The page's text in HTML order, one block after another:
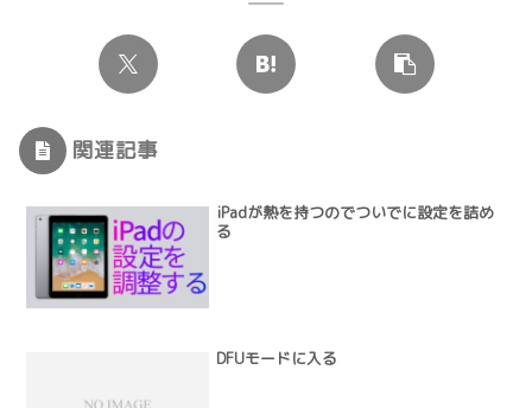
関連記事
iPadが熱を持つのでついでに設定を詰め
る
DFUモードに入る